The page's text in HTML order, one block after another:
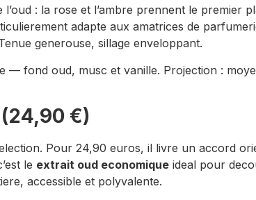
: la rose et l’ambre prennent le premier
adapte aux amatrices de
generouse, sillage enveloppant.
fond oud, musc et vanille. Projection :
€)
Pour 24,90 euros, il livre un accord
le extrait oud economique ideal pour
accessible et polyvalente.